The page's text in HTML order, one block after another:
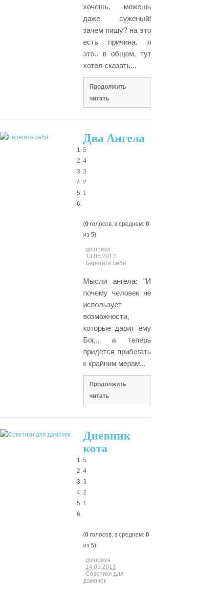
хочешь, можешь
даже суженый!
зачем пишу? на это
есть причина. я
это.. в общем, тут
хотел сказать...
Продолжить
читать
Два Ангела
5
4
3
2
1
(0 голосов, в среднем: 0
из 5)
golubeva
13.05.2013
Берегите себя
Мысли ангела: "И
почему человек не
использует
возможности,
которые дарит ему
Бог... а теперь
придется прибегать
к крайним мерам...
Продолжить
читать
Дневник
кота
5
4
3
2
1
(0 голосов, в среднем: 0
из 5)
golubeva
14.03.2013
Советики для
дамочек